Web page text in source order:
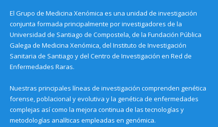
El Grupo de Medicina Xenómica es una unidad de investigación
conjunta formada principalmente por investigadores de la
Universidad de Santiago de Compostela, de la Fundación Pública
Galega de Medicina Xenómica, del Instituto de Investigación
Sanitaria de Santiago y del Centro de Investigación en Red de
Enfermedades Raras.
Nuestras principales líneas de investigación comprenden genética
forense, poblacional y evolutiva y la genética de enfermedades
complejas así como la mejora continua de las tecnologías y
metodologías analíticas empleadas en genómica.